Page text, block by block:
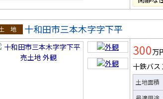
地
十和田市三本木字字下平
300万
十鉄バス
土地面積